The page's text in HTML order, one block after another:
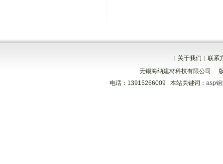
| 关于我们 | 联系
无锡海纳建材科技有限公司
电话：13915266009 本站关键词： asp